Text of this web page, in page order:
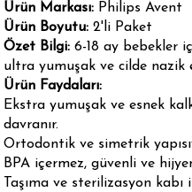
Ürün Markası: Philips Avent
Ürün Boyutu: 2'li Paket
Özet Bilgi: 6-18 ay bebekler
ultra yumuşak ve cilde nazik
Ürün Faydaları:
Ekstra yumuşak ve esnek
davranır.
Ortodontik ve simetrik
BPA içermez, güvenli ve
Taşıma ve sterilizasyon